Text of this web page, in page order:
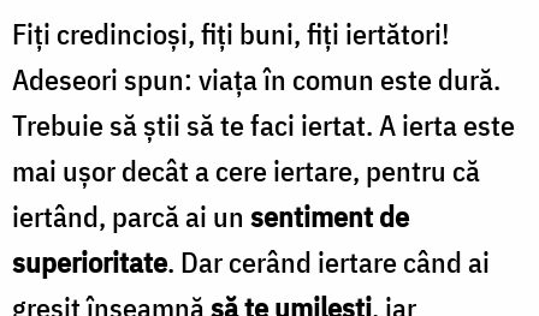
Fiți credincioși, fiți buni, fiți iertători!
Adeseori spun: viața în comun este dură.
Trebuie să știi să te faci iertat. A ierta este
mai ușor decât a cere iertare, pentru că
iertând, parcă ai un sentiment de
superioritate. Dar cerând iertare când ai
greșit înseamnăsă te umilești, iar